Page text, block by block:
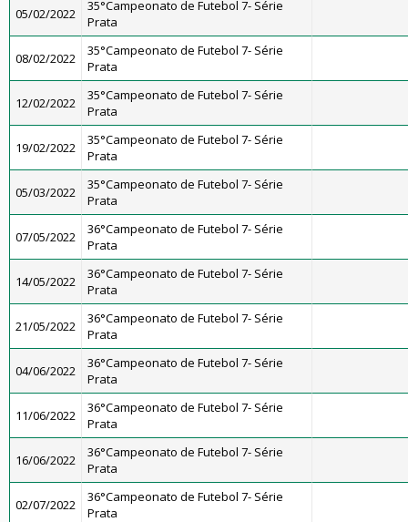
05/02/2022
35°Campeonato de Futebol 7- Série
Prata
08/02/2022
35°Campeonato de Futebol 7- Série
Prata
12/02/2022
35°Campeonato de Futebol 7- Série
Prata
19/02/2022
35°Campeonato de Futebol 7- Série
Prata
05/03/2022
35°Campeonato de Futebol 7- Série
Prata
07/05/2022
36°Campeonato de Futebol 7- Série
Prata
14/05/2022
36°Campeonato de Futebol 7- Série
Prata
21/05/2022
36°Campeonato de Futebol 7- Série
Prata
04/06/2022
36°Campeonato de Futebol 7- Série
Prata
11/06/2022
36°Campeonato de Futebol 7- Série
Prata
16/06/2022
36°Campeonato de Futebol 7- Série
Prata
02/07/2022
36°Campeonato de Futebol 7- Série
Prata